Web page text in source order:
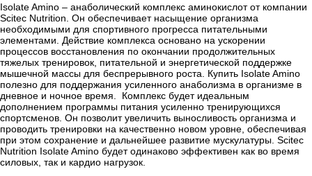
Isolate Amino – анаболический комплекс аминокислот от компании
Scitec Nutrition. Он обеспечивает насыщение организма
необходимыми для спортивного прогресса питательными
элементами. Действие комплекса основано на ускорении
процессов восстановления по окончании продолжительных
тяжелых тренировок, питательной и энергетической поддержке
мышечной массы для беспрерывного роста. Купить Isolate Amino
полезно для поддержания усиленного анаболизма в организме в
дневное и ночное время. Комплекс будет идеальным
дополнением программы питания усиленно тренирующихся
спортсменов. Он позволит увеличить выносливость организма и
проводить тренировки на качественно новом уровне, обеспечивая
при этом сохранение и дальнейшее развитие мускулатуры. Scitec
Nutrition Isolate Amino будет одинаково эффективен как во время
силовых, так и кардио нагрузок.